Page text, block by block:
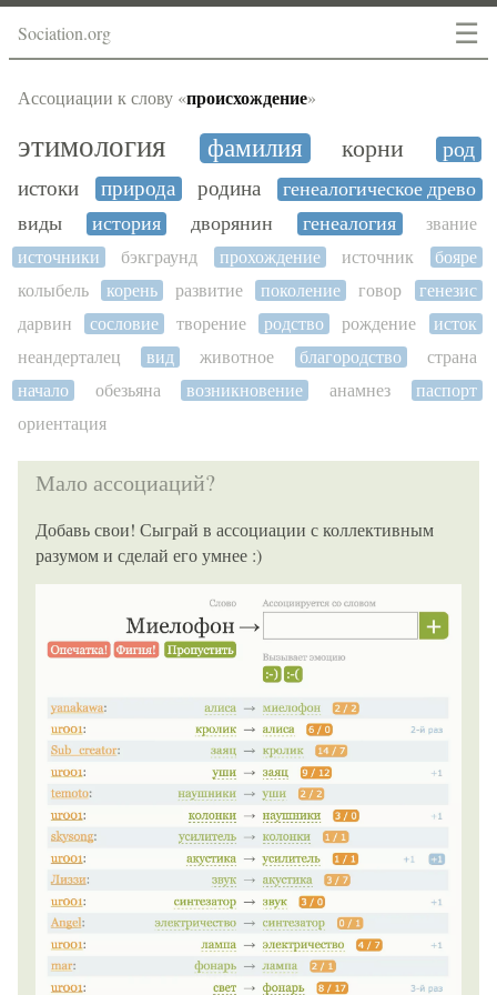
☰
Sociation.org
Ассоциации к слову «происхождение»
этимология фамилия корни род
истоки природа родина
генеалогическое древо
виды
история дворянин генеалогия
звание
источники
бэкграунд прохождение источник
бояре
колыбель
корень развитие поколение говор
генезис
дарвин
сословие творение родство рождение
исток
неандерталец
вид животное благородство
страна
начало
обезьяна возникновение анамнез
паспорт
ориентация
Мало ассоциаций?
Добавь свои! Сыграй в ассоциации с коллективным
разумом и сделай его умнее :)